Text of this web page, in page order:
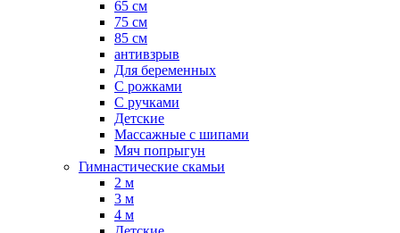
65 см
75 см
85 см
антивзрыв
Для беременных
С рожками
С ручками
Детские
Массажные с шипами
Мяч попрыгун
Гимнастические скамьи
2 м
3 м
4 м